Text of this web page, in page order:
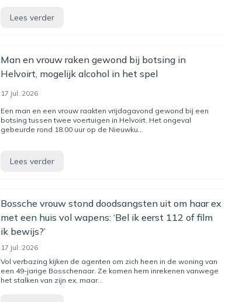
Lees verder
Man en vrouw raken gewond bij botsing in
Helvoirt, mogelijk alcohol in het spel
17 jul. 2026
Een man en een vrouw raakten vrijdagavond gewond bij een
botsing tussen twee voertuigen in Helvoirt. Het ongeval
gebeurde rond 18.00 uur op de Nieuwku...
Lees verder
Bossche vrouw stond doodsangsten uit om haar ex
met een huis vol wapens: ‘Bel ik eerst 112 of film
ik bewijs?’
17 jul. 2026
Vol verbazing kijken de agenten om zich heen in de woning van
een 49-jarige Bosschenaar. Ze komen hem inrekenen vanwege
het stalken van zijn ex, maar...